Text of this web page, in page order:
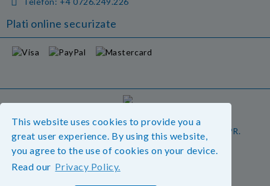
This website uses cookies to provide you a
great user experience. By using this website,
you agree to the use of cookies on your device.
Read our Privacy Policy.
Plati online securizate
Magazinul nostru respecta 100% prevederile GDPR.
Vedeti detalii.